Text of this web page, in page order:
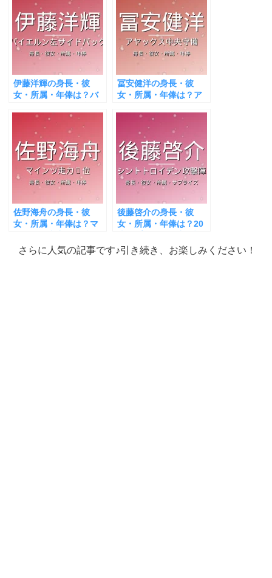
伊藤洋輝の身長・彼
女・所属・年俸は？バ
冨安健洋の身長・彼
女・所属・年俸は？ア
佐野海舟の身長・彼
女・所属・年俸は？マ
題！
後藤啓介の身長・彼
女・所属・年俸は？20
題！
さらに人気の記事です♪引き続き、お楽しみください！